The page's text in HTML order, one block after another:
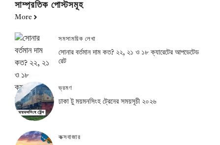
সাম্প্রতিক পোস্টসমূহ
More
সমসাময়িক লেখা
সোনার বর্তমান দাম কত? ২২, ২১ ও ১৮ ক্যারেটের আপডেটেড
রেট
ভ্রমণ
ঢাকা টু ময়মনসিংহ ট্রেনের সময়সূচী ২০২৬
কক্সবাজার